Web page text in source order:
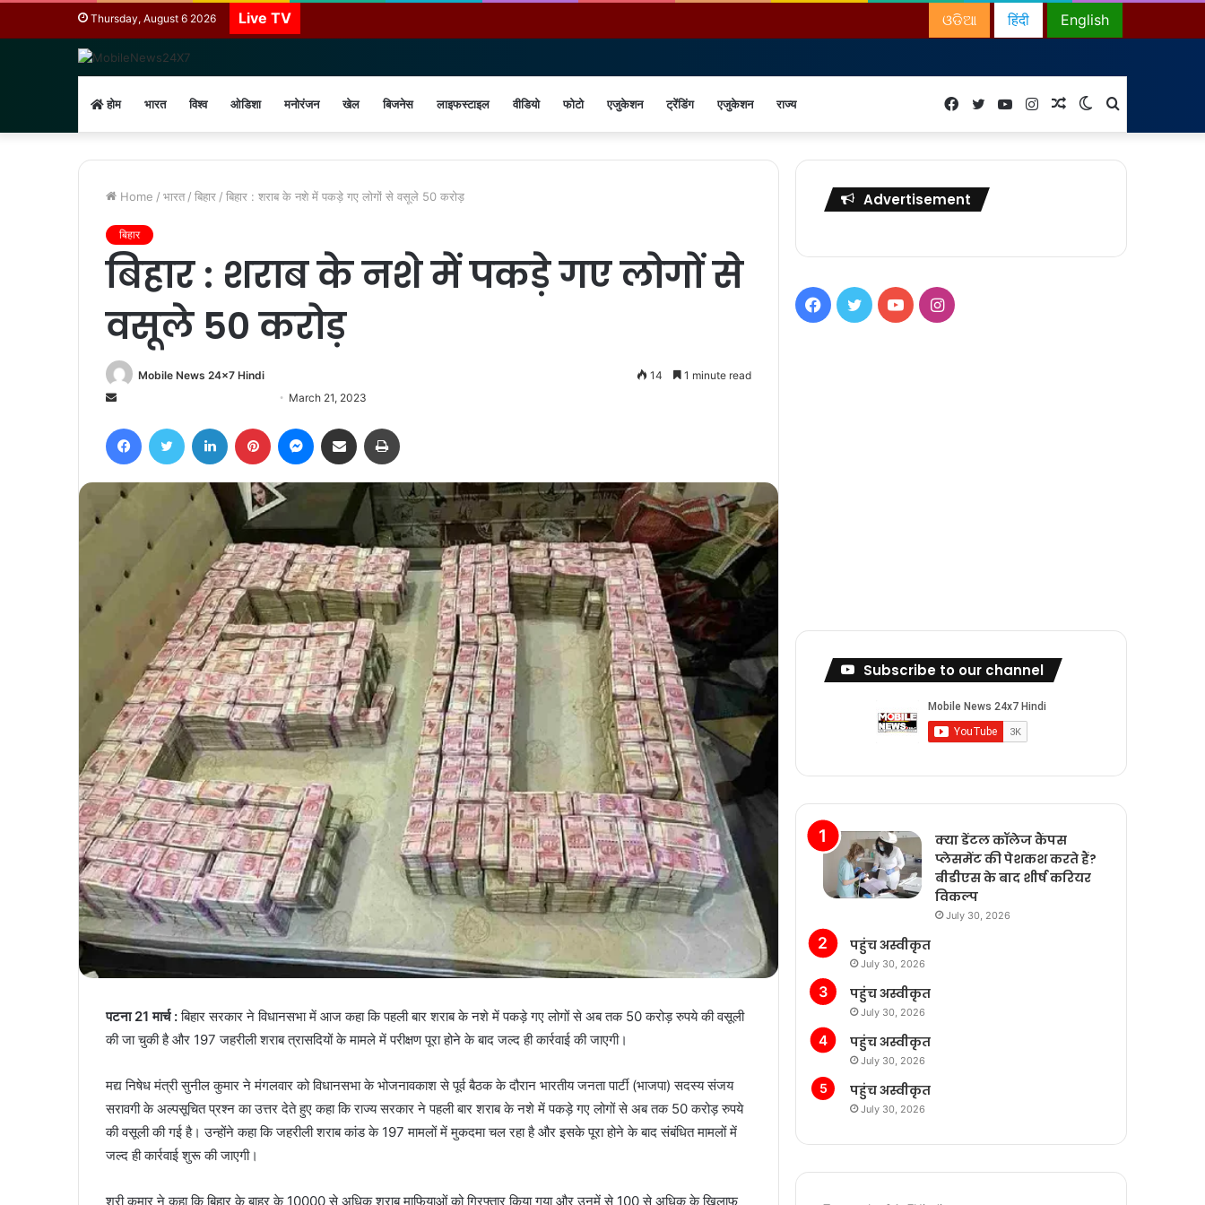
Thursday, August 6 2026 Live TV English
हिंदी
ଓଡିଆ
होम भारत विश्व ओडिशा मनोरंजन खेल बिजनेस लाइफस्टाइल वीडियो फोटो एजुकेशन ट्रेंडिंग एजुकेशन राज्य
for
Switch
skin
Random
Article
Instagram
YouTube
Twitter
Facebook
Home / भारत / बिहार / बिहार : शराब के नशे में पकड़े गए लोगों से वसूले 50 करोड़
बिहार
बिहार : शराब के नशे में पकड़े गए लोगों से
वसूले 50 करोड़
Mobile News 24x7 Hindi
Send
email
March 21, 2023
14 1 minute read
FacebookTwitter LinkedIn Pinterest Messenger
Share via Email
पटना 21 मार्च :बिहार सरकार ने विधानसभा में आज कहा कि पहली बार शराब के नशे में पकड़े गए लोगों से अब तक 50 करोड़ रुपये की वसूली
की जा चुकी है और 197 जहरीली शराब त्रासदियों के मामले में परीक्षण पूरा होने के बाद जल्द ही कार्रवाई की जाएगी।
मद्य निषेध मंत्री सुनील कुमार ने मंगलवार को विधानसभा के भोजनावकाश से पूर्व बैठक के दौरान भारतीय जनता पार्टी (भाजपा) सदस्य संजय
सरावगी के अल्पसूचित प्रश्न का उत्तर देते हुए कहा कि राज्य सरकार ने पहली बार शराब के नशे में पकड़े गए लोगों से अब तक 50 करोड़ रुपये
की वसूली की गई है। उन्होंने कहा कि जहरीली शराब कांड के 197 मामलों में मुकदमा चल रहा है और इसके पूरा होने के बाद संबंधित मामलों में
जल्द ही कार्रवाई शुरू की जाएगी।
श्री कुमार ने कहा कि बिहार के बाहर के 10000 से अधिक शराब माफियाओं को गिरफ्तार किया गया और उनमें से 100 से अधिक के खिलाफ
Advertisement
Facebook
TwitterYouTubeInstagram
Subscribe to our channel
क्या डेंटल कॉलेज कैंपस
प्लेसमेंट की पेशकश करते हैं?
बीडीएस के बाद शीर्ष करियर
विकल्प
July 30, 2026
पहुंच अस्वीकृत
July 30, 2026
पहुंच अस्वीकृत
July 30, 2026
पहुंच अस्वीकृत
July 30, 2026
पहुंच अस्वीकृत
July 30, 2026